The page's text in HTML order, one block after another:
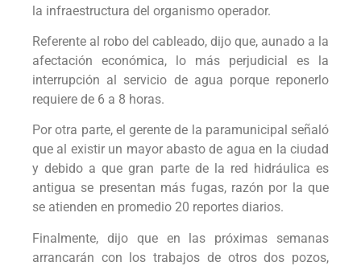
la infraestructura del organismo operador.
Referente al robo del cableado, dijo que, aunado a la
afectación económica, lo más perjudicial es la
interrupción al servicio de agua porque reponerlo
requiere de 6 a 8 horas.
Por otra parte, el gerente de la paramunicipal señaló
que al existir un mayor abasto de agua en la ciudad
y debido a que gran parte de la red hidráulica es
antigua se presentan más fugas, razón por la que
se atienden en promedio 20 reportes diarios.
Finalmente, dijo que en las próximas semanas
arrancarán con los trabajos de otros dos pozos,